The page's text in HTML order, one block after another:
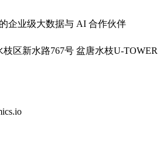
企业级大数据与 AI 合作伙伴
区新水路767号 盆唐水枝U-TOWER